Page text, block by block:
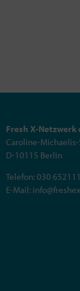
Fresh X-Netzwerk
Caroline-Michaelis-
D-10115 Berlin
Telefon: 030
E-Mail: